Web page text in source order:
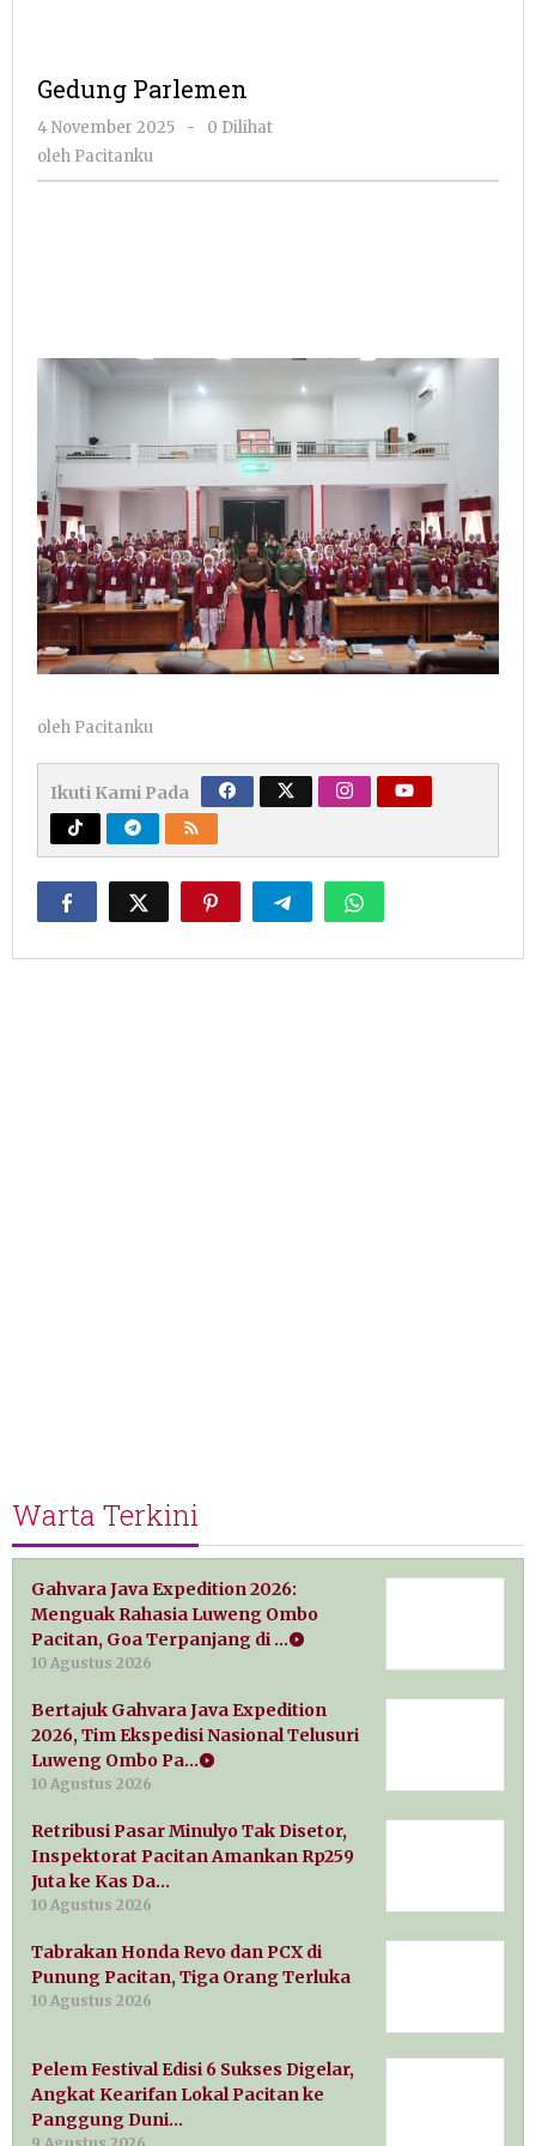
Gedung Parlemen
4 November 2025
oleh
-
0 Dilihat
oleh Pacitanku
oleh Pacitanku
Ikuti Kami Pada
Warta Terkini
Gahvara Java Expedition 2026:
Menguak Rahasia Luweng Ombo
Pacitan, Goa Terpanjang di …
10 Agustus 2026
Bertajuk Gahvara Java Expedition
2026, Tim Ekspedisi Nasional Telusuri
Luweng Ombo Pa…
10 Agustus 2026
Retribusi Pasar Minulyo Tak Disetor,
Inspektorat Pacitan Amankan Rp259
Juta ke Kas Da…
10 Agustus 2026
Tabrakan Honda Revo dan PCX di
Punung Pacitan, Tiga Orang Terluka
10 Agustus 2026
Pelem Festival Edisi 6 Sukses Digelar,
Angkat Kearifan Lokal Pacitan ke
Panggung Duni…